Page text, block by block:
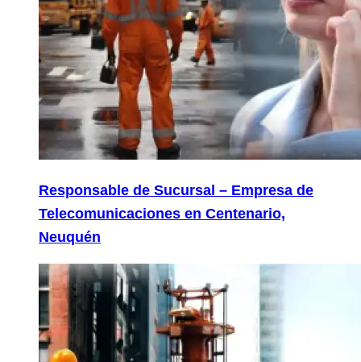
Responsable de Sucursal – Empresa de
Telecomunicaciones en Centenario,
Neuquén